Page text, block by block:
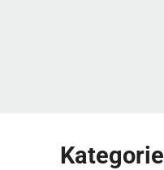
Kategorie